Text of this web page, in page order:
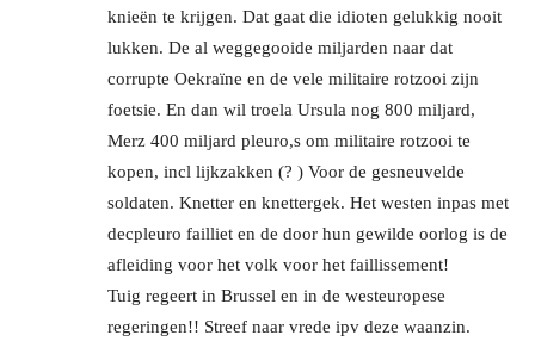
knieën te krijgen. Dat gaat die idioten gelukkig nooit
lukken. De al weggegooide miljarden naar dat
corrupte Oekraïne en de vele militaire rotzooi zijn
foetsie. En dan wil troela Ursula nog 800 miljard,
Merz 400 miljard pleuro,s om militaire rotzooi te
kopen, incl lijkzakken (? ) Voor de gesneuvelde
soldaten. Knetter en knettergek. Het westen inpas met
decpleuro failliet en de door hun gewilde oorlog is de
afleiding voor het volk voor het faillissement!
Tuig regeert in Brussel en in de westeuropese
regeringen!! Streef naar vrede ipv deze waanzin.